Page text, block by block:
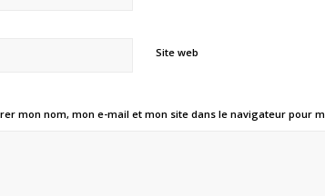
Site web
mon nom, mon e-mail et mon site dans le navigateur pour